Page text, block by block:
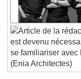
Font
Reset
Close Modal
End of dialog
est devenu
se familiariser avec
(Enia Architectes)